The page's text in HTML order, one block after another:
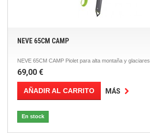
NEVE 65CM CAMP
NEVE 65CM CAMP Piolet para alta montaña y glaciares.
69,00 €
AÑADIR AL CARRITO MÁS
En stock